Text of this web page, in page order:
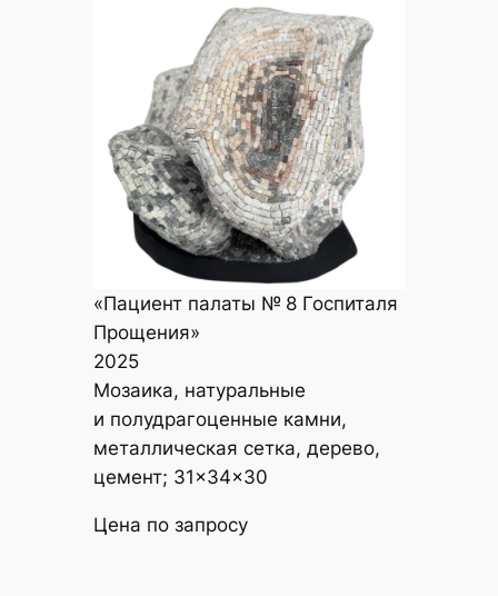
«Пациент палаты № 8 Госпиталя
Прощения»
2025
Мозаика, натуральные
и полудрагоценные камни,
металлическая сетка, дерево,
цемент; 31×34×30
Цена по запросу